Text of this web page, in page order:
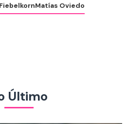
Matías Oviedo
Último